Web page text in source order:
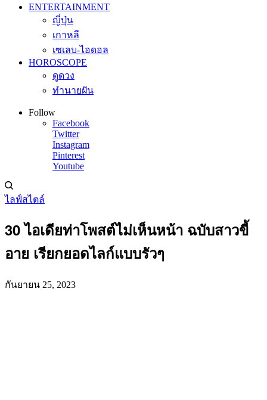
ENTERTAINMENT
ญี่ปุ่น
เกาหลี
เซเลบ-ไอดอล
HOROSCOPE
ดูดวง
ทำนายฝัน
Follow
Facebook
Twitter
Instagram
Pinterest
Youtube
ไลฟ์สไตล์
30 ไอเดียท่าโพสต์ไม่เห็นหน้า ฉบับสาวขี้
อาย เรียกยอดไลก์แบบรัวๆ
กันยายน 25, 2023